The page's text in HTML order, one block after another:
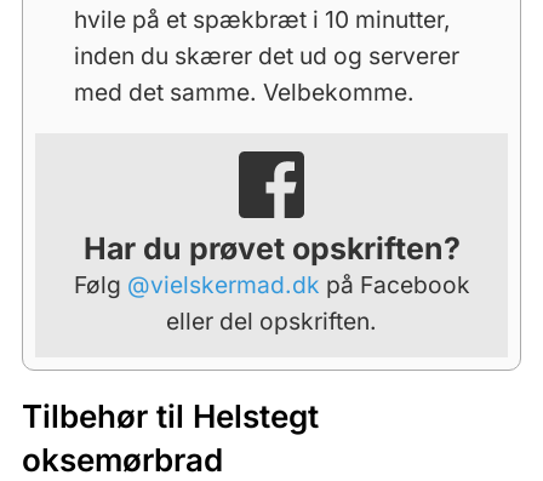
hvile på et spækbræt i 10 minutter,
inden du skærer det ud og serverer
med det samme. Velbekomme.
Har du prøvet opskriften?
Følg @vielskermad.dk på Facebook
eller del opskriften.
Tilbehør til Helstegt
oksemørbrad